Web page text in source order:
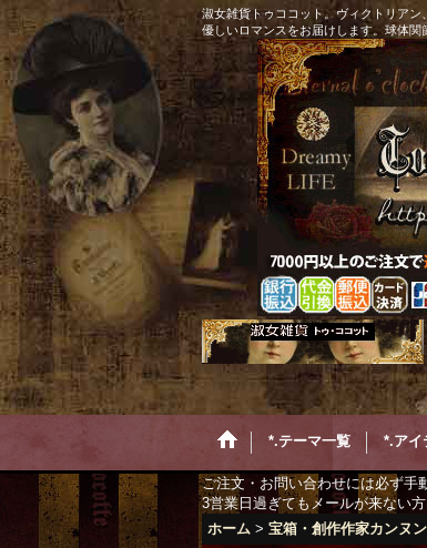
淑女雑貨トゥココット。ヴィクトリア
優しいロマンスをお届けします。球体
*.テーマ一覧 *.アイ
ご注文・お問い合わせには必ず手
3営業日過ぎてもメールが来ない
ホーム > 宝箱・創作作家カンヌン